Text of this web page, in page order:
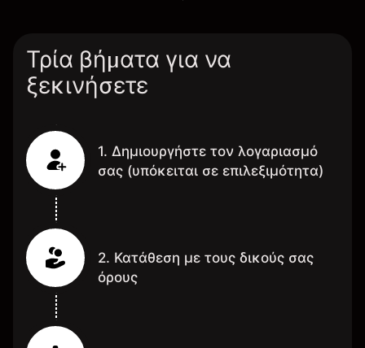
Τρία βήματα για να
ξεκινήσετε
1. Δημιουργήστε τον λογαριασμό
σας (υπόκειται σε επιλεξιμότητα)
2. Κατάθεση με τους δικούς σας
όρους